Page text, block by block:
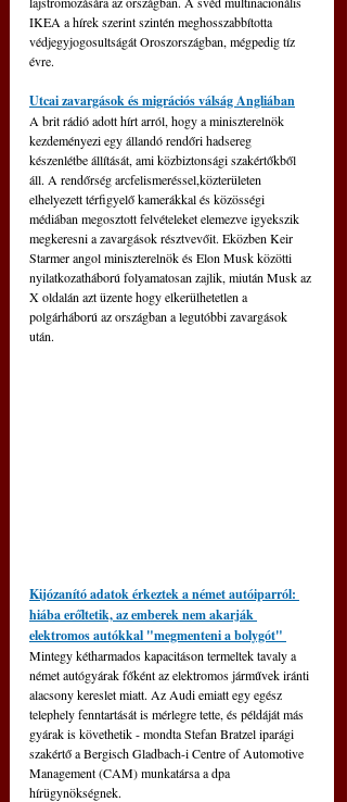
IKEA a hírek szerint szintén meghosszabbította
védjegyjogosultságát Oroszországban, mégpedig tíz
évre.
Utcai zavargások és migrációs válság Angliában
A brit rádió adott hírt arról, hogy a miniszterelnök
kezdeményezi egy állandó rendőri hadsereg
készenlétbe állítását, ami közbiztonsági szakértőkből
áll. A rendőrség arcfelismeréssel,közterületen
elhelyezett térfigyelő kamerákkal és közösségi
médiában megosztott felvételeket elemezve igyekszik
megkeresni a zavargások résztvevőit. Eközben Keir
Starmer angol miniszterelnök és Elon Musk közötti
nyilatkozatháború folyamatosan zajlik, miután Musk az
X oldalán azt üzente hogy elkerülhetetlen a
polgárháború az országban a legutóbbi zavargások
után.
Kijózanító adatok érkeztek a német autóiparról:
hiába erőltetik, az emberek nem akarják
elektromos autókkal "megmenteni a bolygót"
Mintegy kétharmados kapacitáson termeltek tavaly a
német autógyárak főként az elektromos járművek iránti
alacsony kereslet miatt. Az Audi emiatt egy egész
telephely fenntartását is mérlegre tette, és példáját más
gyárak is követhetik - mondta Stefan Bratzel iparági
szakértő a Bergisch Gladbach-i Centre of Automotive
Management (CAM) munkatársa a dpa
hírügynökségnek.